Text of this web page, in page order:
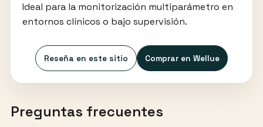
Ideal para la monitorización multiparámetro en
entornos clínicos o bajo supervisión.
Reseña en este sitio Comprar en Wellue
Preguntas frecuentes